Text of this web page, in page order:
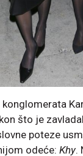
što je
poteze
odeće: Khy.